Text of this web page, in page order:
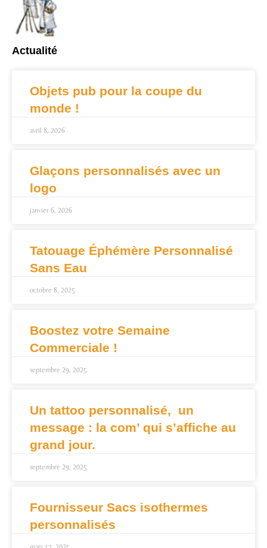
Actualité
Objets pub pour la coupe du
monde !
avril 8, 2026
Glaçons personnalisés avec un
logo
janvier 6, 2026
Tatouage Éphémère Personnalisé
Sans Eau
octobre 8, 2025
Boostez votre Semaine
Commerciale !
septembre 29, 2025
Un tattoo personnalisé, un
message : la com’ qui s’affiche au
grand jour.
septembre 29, 2025
Fournisseur Sacs isothermes
personnalisés